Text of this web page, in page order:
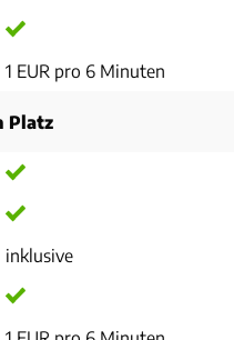
1 EUR pro 6 Minuten
Platz
inklusive